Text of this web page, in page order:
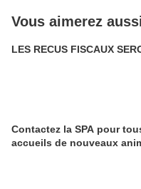
Vous aimerez
LES RECUS FISCAUX
Contactez la SPA pour
accueils de nouveaux